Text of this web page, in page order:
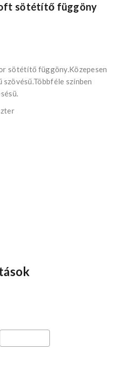
sötétítő függöny
sötétítő függöny.Közepesen
színben